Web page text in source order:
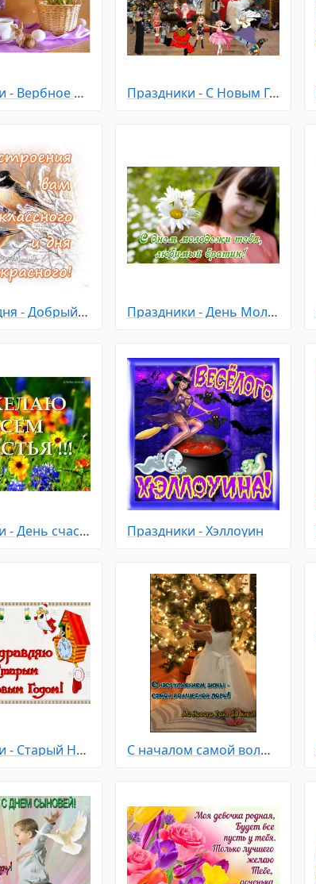
Праздники - Вербное Воскресенье Праздники - С Новым Годом
Доброго дня - Добрый зимний день Праздники - День Молодежи
Праздники - День счастья Праздники - Хэллоуин
Праздники - Старый Новый Год С началом самой волшебной поры, зимы